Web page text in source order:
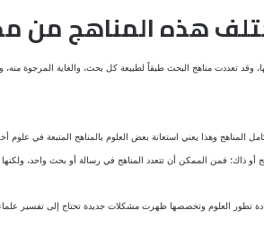
هذه المناهج من
وقد تعددت مناهج البحث طبقاً لطبيعة كل بحث، والغاية المرجوة
المناهج وهذا يعني استعانة بعض العلوم بالمناهج المتبعة في
أو ذاك؛ فمن الممكن أن تتعدد المناهج في رسالة أو بحث واحد، ولكنها
تطور العلوم وتخصصها ظهرت مشكلات جديدة تحتاج إلى تفسير